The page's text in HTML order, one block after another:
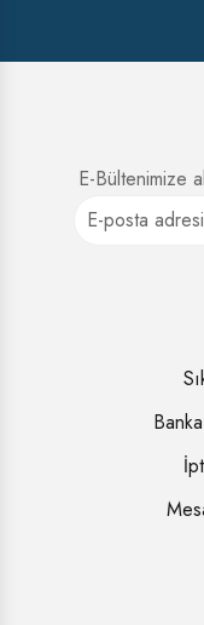
E-Bültenimize